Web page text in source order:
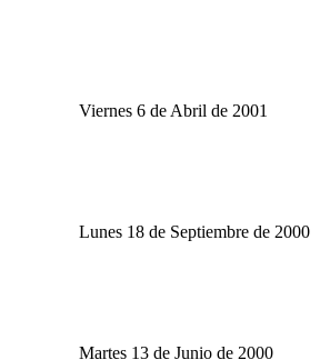
Viernes 6 de Abril de 2001
Lunes 18 de Septiembre de 2000
Martes 13 de Junio de 2000